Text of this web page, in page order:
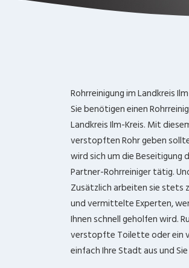
Rohrreinigung im Landkreis
Sie benötigen einen
Landkreis Ilm-Kreis. Mit
verstopften Rohr geben
wird sich um die Beseitigung
Partner-Rohrreiniger tätig.
Zusätzlich arbeiten sie stets
und vermittelte Experten,
Ihnen schnell geholfen wird.
verstopfte Toilette oder ein
einfach Ihre Stadt aus und